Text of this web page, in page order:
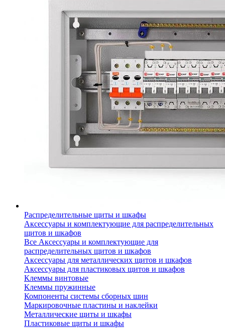
Распределительные щиты и шкафы
Аксессуары и комплектующие для распределительных
щитов и шкафов
Все Аксессуары и комплектующие для
распределительных щитов и шкафов
Аксессуары для металлических щитов и шкафов
Аксессуары для пластиковых щитов и шкафов
Клеммы винтовые
Клеммы пружинные
Компоненты системы сборных шин
Маркировочные пластины и наклейки
Металлические щиты и шкафы
Пластиковые щиты и шкафы